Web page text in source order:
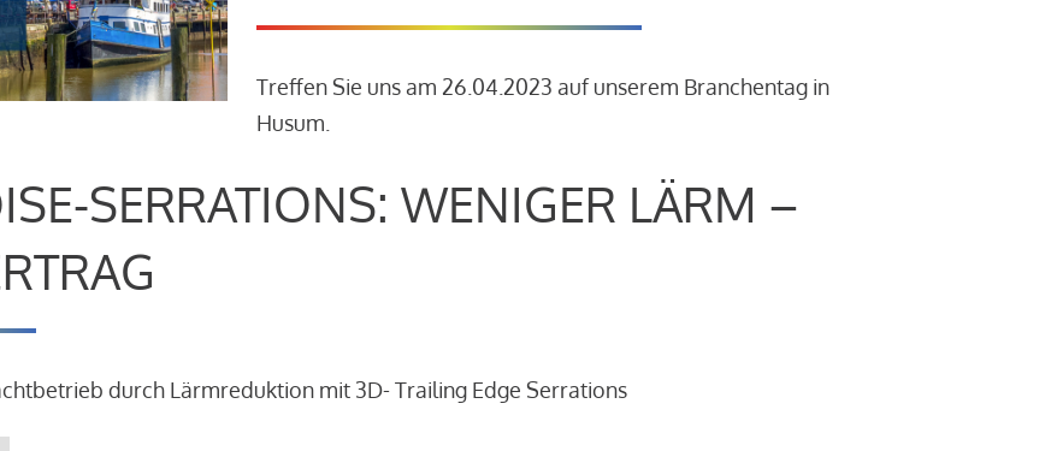
Treffen Sie uns am 26.04.2023 auf unserem Branchentag in
Husum.
SERRATIONS: WENIGER LÄRM –
durch Lärmreduktion mit 3D- Trailing Edge Serrations